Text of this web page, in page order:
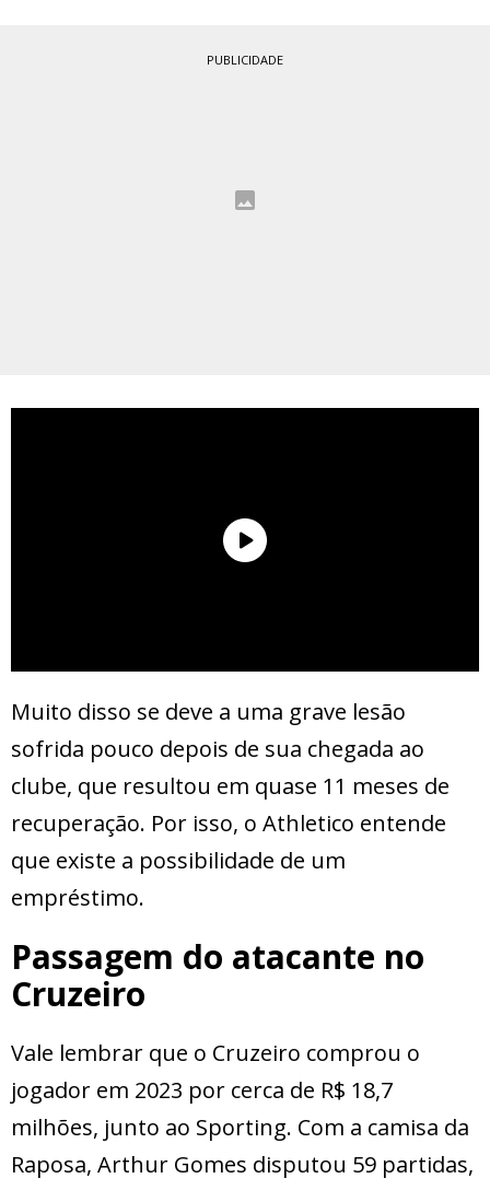
PUBLICIDADE
Muito disso se deve a uma grave lesão
sofrida pouco depois de sua chegada ao
clube, que resultou em quase 11 meses de
recuperação. Por isso, o Athletico entende
que existe a possibilidade de um
empréstimo.
Passagem do atacante no
Cruzeiro
Vale lembrar que o Cruzeiro comprou o
jogador em 2023 por cerca de R$ 18,7
milhões, junto ao Sporting. Com a camisa da
Raposa, Arthur Gomes disputou 59 partidas,